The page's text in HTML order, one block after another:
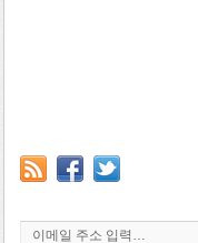
이메일 주소 입력…